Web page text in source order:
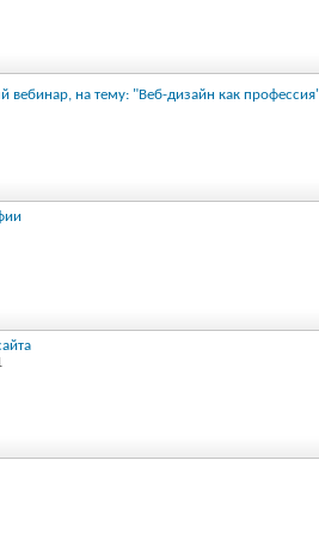
вебинар, на тему: "Веб-дизайн как